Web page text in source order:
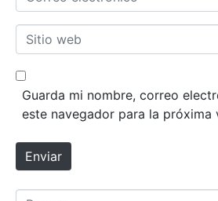
r
o
r
o
e
i
t
e
b
Guarda mi nombre, correo
este navegador para la próxima
Enviar